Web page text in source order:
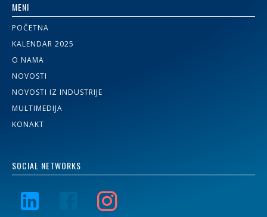
MENI
POČETNA
KALENDAR 2025
O NAMA
NOVOSTI
NOVOSTI IZ INDUSTRIJE
MULTIMEDIJA
KONAKT
SOCIAL NETWORKS